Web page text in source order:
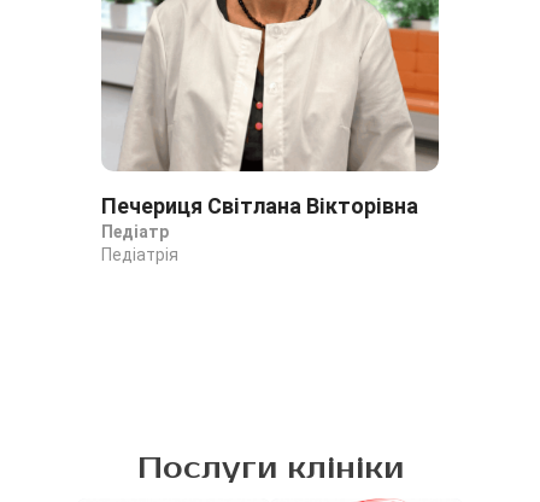
Печериця Світлана Вікторівна
Педіатр
Педіатрія
Послуги клініки